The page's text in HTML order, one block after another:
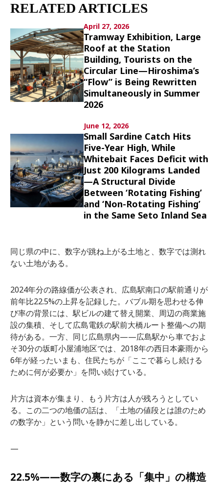
Culture
Article List
Popular keywords
Fukushimajapan globalizationOHTANI
nootbaarhachimura
RELATED ARTICLES
April 27, 2026
Tramway Exhibition, Large
Roof at the Station
Building, Tourists on the
Circular Line—Hiroshima’s
“Flow” is Being Rewritten
Simultaneously in Summer
2026
June 12, 2026
Small Sardine Catch Hits
Five-Year High, While
Whitebait Faces Deficit with
Just 200 Kilograms Landed
—A Structural Divide
Between ‘Rotating Fishing’
and ‘Non-Rotating Fishing’
in the Same Seto Inland Sea
同じ県の中に、数字が跳ね上がる土地と、数字では測れ
ない土地がある。
2024年分の路線価が公表され、広島駅南口の駅前通りが
前年比22.5%の上昇を記録した。バブル期を思わせる伸
び率の背景には、駅ビルの建て替え開業、周辺の商業施
設の集積、そして広島電鉄の駅前大橋ルート整備への期
待がある。一方、同じ広島県内——広島駅から車でおよ
そ30分の坂町小屋浦地区では、2018年の西日本豪雨から
6年が経ったいまも、住民たちが「ここで暮らし続ける
ために何が必要か」を問い続けている。
片方は資本が集まり、もう片方は人が残ろうとしてい
る。この二つの地価の話は、「土地の値段とは誰のため
の数字か」という問いを静かに差し出している。
—
22.5%——数字の裏にある「集中」の構造